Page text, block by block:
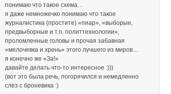
понимаю что такое схема…
я даже немножечко понимаю что такое
журналистика (простите) «пиар», «выборые,
предвыборные и т.п. политтехнологии»,
проломленные головы и прочая забавная
«мелочевка и хрень» этого лучшего из миров…
я конечно же «За!»
давайте делать что-то интересное :)))
(вот это была речь, погорячился и немедленно
слез с броневика :)